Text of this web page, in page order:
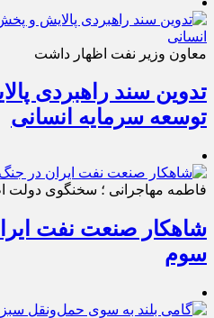
معاون وزیر نفت اظهار داشت
تدوین سند راهبردی
توسعه سرمایه انسانی
فاطمه مهاجرانی ؛ سخنگوی دولت
شاهکار صنعت نفت
سوم